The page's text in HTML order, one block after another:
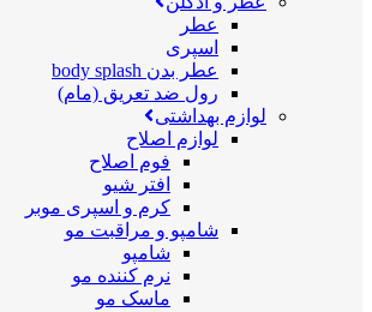
عطر
اسپری
عطر بدن body splash
رول ضد تعریق (مام)
لوازم بهداشتی
لوازم اصلاح
فوم اصلاح
افتر شیو
کرم و اسپری موبر
شامپو و مراقبت مو
شامپو
نرم کننده مو
ماسک مو